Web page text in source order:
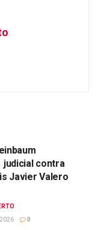
contra
Javier Valero
2026
0